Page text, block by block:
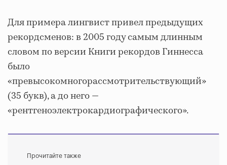
Для примера лингвист привел предыдущих
рекордсменов: в 2005 году самым длинным
словом по версии Книги рекордов Гиннесса
было
«превысокомногорассмотрительствующий»
(35 букв), а до него —
«рентгеноэлектрокардиографического».
Прочитайте также